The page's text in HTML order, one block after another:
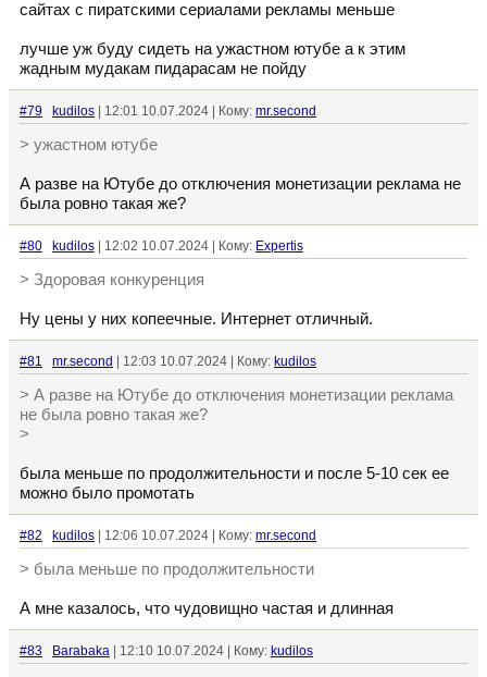
сайтах с пиратскими сериалами рекламы меньше
лучше уж буду сидеть на ужастном ютубе а к этим
жадным мудакам пидарасам не пойду
#79 kudilos | 12:01 10.07.2024 | Кому: mr.second
> ужастном ютубе
А разве на Ютубе до отключения монетизации реклама не
была ровно такая же?
#80 kudilos | 12:02 10.07.2024 | Кому: Expertis
> Здоровая конкуренция
Ну цены у них копеечные. Интернет отличный.
#81 mr.second | 12:03 10.07.2024 | Кому: kudilos
> А разве на Ютубе до отключения монетизации реклама
не была ровно такая же?
>
была меньше по продолжительности и после 5-10 сек ее
можно было промотать
#82 kudilos | 12:06 10.07.2024 | Кому: mr.second
> была меньше по продолжительности
А мне казалось, что чудовищно частая и длинная
#83 Barabaka | 12:10 10.07.2024 | Кому: kudilos